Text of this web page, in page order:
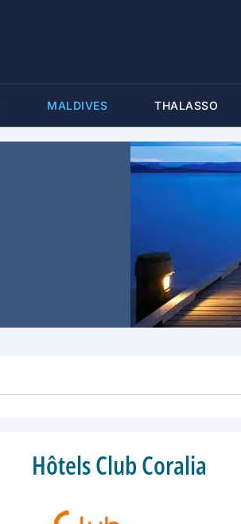
MALDIVES THALASSO
Hôtels Club Coralia